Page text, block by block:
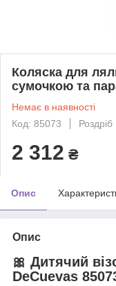
Коляска для
сумочкою та
Немає в наявності
Код: 85073
Роздріб
2 312 ₴
Опис
Опис
🎀 Дитячий
DeCuevas